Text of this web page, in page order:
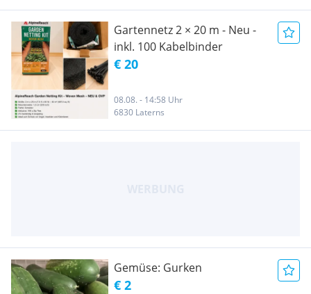
Gartennetz 2 × 20 m - Neu -
inkl. 100 Kabelbinder
€ 20
08.08. - 14:58 Uhr
6830 Laterns
Gemüse: Gurken
€ 2